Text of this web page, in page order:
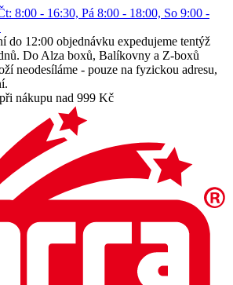
8:00 - 16:30, Pá 8:00 - 18:00, So 9:00 -
do 12:00 objednávku expedujeme tentýž
Do Alza boxů, Balíkovny a Z-boxů
neodesíláme - pouze na fyzickou adresu,
při nákupu nad 999 Kč